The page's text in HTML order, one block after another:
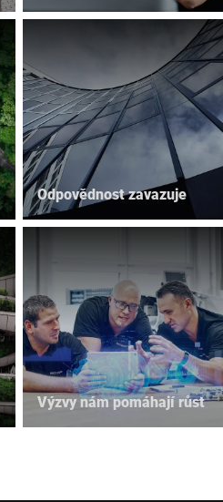
Odpovědnost zavazuje
Výzvy nám pomáhají růst